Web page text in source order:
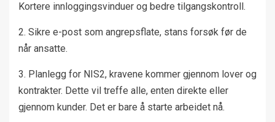
Kortere innloggingsvinduer og bedre tilgangskontroll.
2. Sikre e-post som angrepsflate, stans forsøk før de
når ansatte.
3. Planlegg for NIS2, kravene kommer gjennom lover og
kontrakter. Dette vil treffe alle, enten direkte eller
gjennom kunder. Det er bare å starte arbeidet nå.